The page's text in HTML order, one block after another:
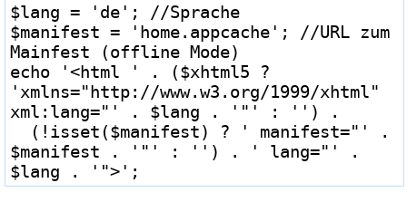
$lang = 'de'; //Sprache
$manifest = 'home.appcache'; //URL zum
Mainfest (offline Mode)
echo '<html ' . ($xhtml5 ?
'xmlns="http://www.w3.org/1999/xhtml"
xml:lang="' . $lang . '"' : '') .
$manifest . '"' : '') . ' lang="' .
$lang . '">';